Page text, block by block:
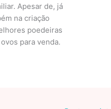
Apesar de, já
na criação
poedeiras
para venda.